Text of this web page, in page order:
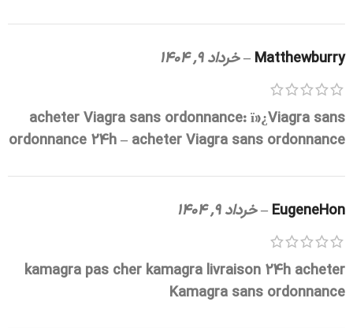
Matthewburry
–خرداد 9, 1404
acheter Viagra sans ordonnance:ï»¿Viagra sans
ordonnance 24h– acheter Viagra sans ordonnance
EugeneHon
–خرداد 9, 1404
kamagra pas cher kamagra livraison 24h acheter
Kamagra sans ordonnance